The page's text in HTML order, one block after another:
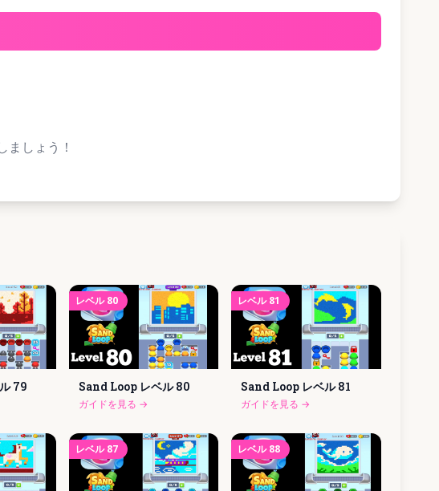
ましょう！
79
レベル 80
Sand Loop レベル 80
ガイドを見る →
レベル 81
Sand Loop レベル81
ガイドを見る →
レベル 87 レベル 88